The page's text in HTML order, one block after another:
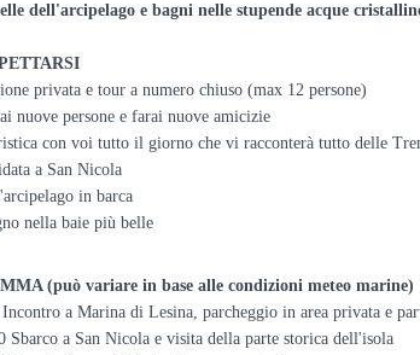
dell'arcipelago e bagni nelle stupende acque
privata e tour a numero chiuso (max 12 persone)
nuove persone e farai nuove amicizie
con voi tutto il giorno che vi racconterà tutto delle
a San Nicola
in barca
nella baie più belle
(può variare in base alle condizioni meteo marine)
a Marina di Lesina, parcheggio in area privata e
Sbarco a San Nicola e visita della parte storica dell'isola